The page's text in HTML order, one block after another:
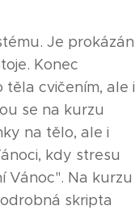
Je prokázán
Konec
cvičením, ale i
se na kurzu
na tělo, ale i
kdy stresu
Vánoc". Na kurzu
skripta